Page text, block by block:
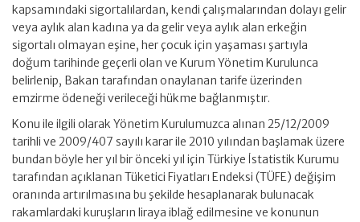
kapsamındaki sigortalılardan, kendi çalışmalarından dolayı gelir
veya aylık alan kadına ya da gelir veya aylık alan erkeğin
sigortalı olmayan eşine, her çocuk için yaşaması şartıyla
doğum tarihinde geçerli olan ve Kurum Yönetim Kurulunca
belirlenip, Bakan tarafından onaylanan tarife üzerinden
emzirme ödeneği verileceği hükme bağlanmıştır.
Konu ile ilgili olarak Yönetim Kurulumuzca alınan 25/12/2009
tarihli ve 2009/407 sayılı karar ile 2010 yılından başlamak üzere
bundan böyle her yıl bir önceki yıl için Türkiye İstatistik Kurumu
tarafından açıklanan Tüketici Fiyatları Endeksi (TÜFE) değişim
oranında artırılmasına bu şekilde hesaplanarak bulunacak
rakamlardaki kuruşların liraya iblağ edilmesine ve konunun